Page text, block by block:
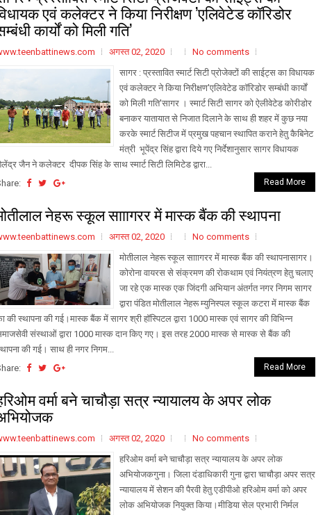
एवं कलेक्टर ने किया निरीक्षण ’एलिवेटेड कॉरिडोर
कार्यों को मिली गति’
अगस्त 02, 2020
No comments
सागर : प्रस्तावित स्मार्ट सिटी प्रोजेक्टों की साईट्स का विधायक
एवं कलेक्टर ने किया निरीक्षण'एलिवेटेड कॉरिडोर सम्बंधी कार्यों
को मिली गति'सागर । स्मार्ट सिटी सागर को ऐलीवेटेड कोरीडोर
बनाकर यातायात से निजात दिलाने के साथ ही शहर में कुछ नया
करके स्मार्ट सिटीज में प्रमुख पहचान स्थापित कराने हेतु कैबिनेट
मंत्री भूपेंद्र सिंह द्वारा दिये गए निर्देशानुसार सागर विधायक
जैन ने कलेक्टर दीपक सिंह के साथ स्मार्ट सिटी लिमिटेड द्वारा...
Read More
नेहरू स्कूल सााागरर में मास्क बैंक की स्थापना
अगस्त 02, 2020
No comments
मोतीलाल नेहरू स्कूल सााागरर में मास्क बैंक की स्थापनासागर।
कोरोना वायरस से संक्रमण की रोकथाम एवं नियंत्रण हेतु चलाए
जा रहे एक मास्क एक जिंदगी अभियान अंतर्गत नगर निगम सागर
द्वारा पंडित मोतीलाल नेहरू म्युनिस्पल स्कूल कटरा में मास्क बैंक
की स्थापना की गई।मास्क बैंक में सागर श्री हॉस्पिटल द्वारा 1000 मास्क एवं सागर की विभिन्न
संस्थाओं द्वारा 1000 मास्क दान किए गए। इस तरह 2000 मास्क से मास्क से बैंक की
की गई। साथ ही नगर निगम...
Read More
वर्मा बने चाचौड़ा सत्र न्यायालय के अपर लोक
अगस्त 02, 2020
No comments
हरिओम वर्मा बने चाचौड़ा सत्र न्यायालय के अपर लोक
अभियोजकगुना। जिला दंडाधिकारी गुना द्वारा चाचौड़ा अपर सत्र
न्यायालय में सेशन की पैरवी हेतु एडीपीओ हरिओम वर्मा को अपर
लोक अभियोजक नियुक्त किया।मीडिया सेल प्रभारी निर्मल